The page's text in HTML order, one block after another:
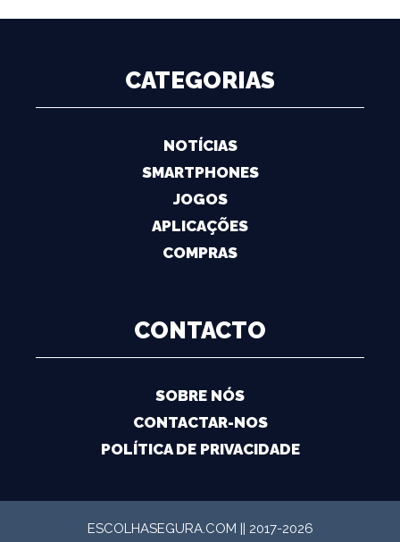
CATEGORIAS
NOTÍCIAS
SMARTPHONES
JOGOS
APLICAÇÕES
COMPRAS
CONTACTO
SOBRE NÓS
CONTACTAR-NOS
POLÍTICA DE PRIVACIDADE
ESCOLHASEGURA.COM || 2017-2026